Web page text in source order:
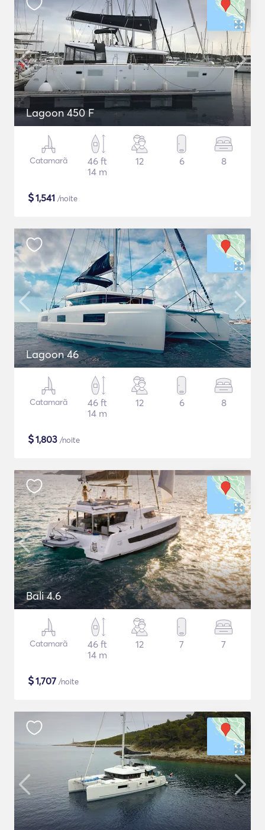
Lagoon 450 F
Catamarã
46 ft
14 m
12 6 8
$1,541 /noite
Lagoon 46
Catamarã
46 ft
14 m
12 6 8
$1,803 /noite
Bali 4.6
Catamarã
46 ft
14 m
12 7 7
$1,707 /noite